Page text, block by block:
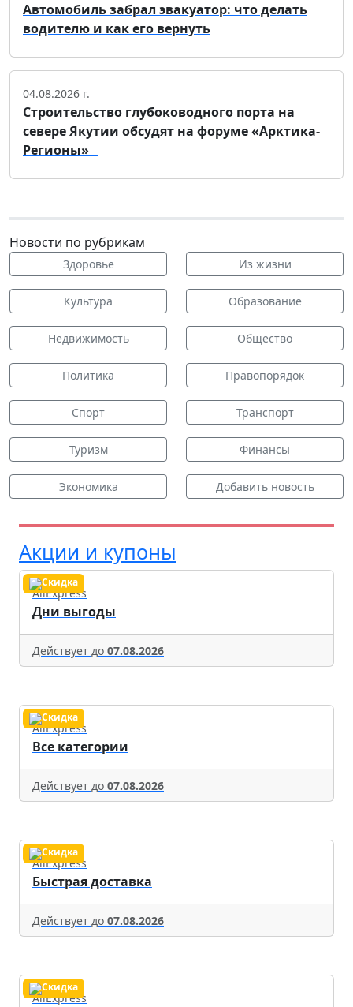
Автомобиль забрал эвакуатор: что делать
водителю и как его вернуть
04.08.2026 г.
Строительство глубоководного порта на
севере Якутии обсудят на форуме «Арктика-
Регионы»
Новости по рубрикам
Здоровье Из жизни
Культура Образование
Недвижимость Общество
Политика Правопорядок
Спорт Транспорт
Туризм Финансы
Экономика Добавить новость
Акции и купоны
AliExpress
Дни выгоды
Действует до 07.08.2026
AliExpress
Все категории
Действует до 07.08.2026
AliExpress
Быстрая доставка
Действует до 07.08.2026
AliExpress